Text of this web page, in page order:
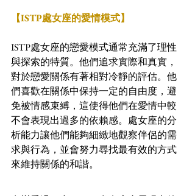
【ISTP處女座的愛情模式】
ISTP處女座的戀愛模式通常充滿了理性
與探索的特質。他們追求實際和真實，
對於戀愛關係有著相對冷靜的評估。他
們喜歡在關係中保持一定的自由度，避
免被情感束縛，這使得他們在愛情中較
不會表現出過多的依賴感。處女座的分
析能力讓他們能夠細緻地觀察伴侶的需
求與行為，並會努力尋找最有效的方式
來維持關係的和諧。